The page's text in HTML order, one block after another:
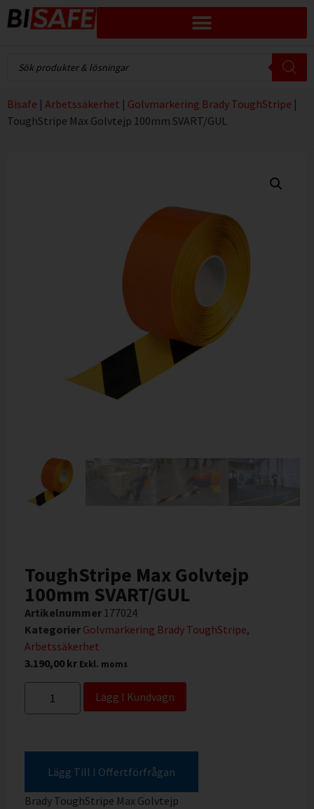
Bisafe | Arbetssäkerhet | Golvmarkering Brady ToughStripe |
ToughStripe Max Golvtejp 100mm SVART/GUL
ToughStripe Max Golvtejp
100mm SVART/GUL
Artikelnummer 177024
Kategorier Golvmarkering Brady ToughStripe,
Arbetssäkerhet
3.190,00 kr Exkl. moms
Lägg I Kundvagn
Lägg Till I Offertförfrågan
Brady ToughStripe Max Golvtejp